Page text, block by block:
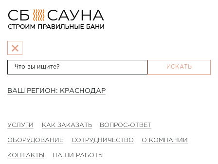
ИСКАТЬ
ВАШ РЕГИОН: КРАСНОДАР
УСЛУГИ КАК ЗАКАЗАТЬ ВОПРОС-ОТВЕТ
ОБОРУДОВАНИЕ СОТРУДНИЧЕСТВО О КОМПАНИИ
КОНТАКТЫ НАШИ РАБОТЫ